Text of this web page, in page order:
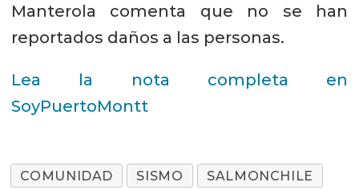
Manterola comenta que no se han
reportados daños a las personas.
Lea la nota completa en
SoyPuertoMontt
COMUNIDAD SISMO
SALMONCHILE